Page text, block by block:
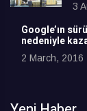
3
Google’ın
nedeniyle
2 March, 2016